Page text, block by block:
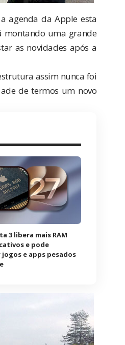
agenda da Apple esta
montando uma grande
as novidades após a
assim nunca foi
de termos um novo
3 libera mais RAM
e pode
e apps pesados